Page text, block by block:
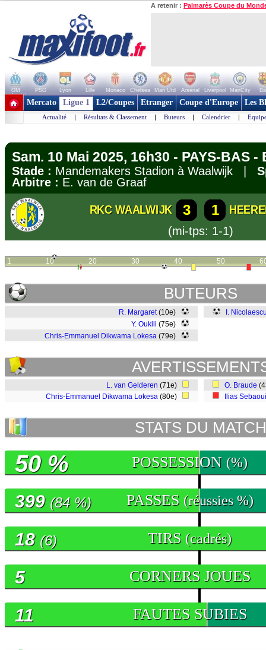
A retenir : Palmarès Coupe du
OM PSG Lyon Lille Monaco Chelsea Man Utd Arsenal Liverpool ManCity
+ de clubs
Mercato Ligue 1 L2/Coupes Etranger Coupe d'Europe Les
Actualité | Résultats & Classement | Buteurs | Calendrier |
Sam. 10 Mai 2025, 16h30 - PAYS-BAS -
Stade : Mandemakers Stadion à Waalwijk |
Arbitre : E. van de Graaf
RKC WAALWIJK 3 1
(mi-tps: 1-1)
1 10 20 30 40 50
BUTEURS
R. Margaret(10e)
Y. Oukili (75e)
Chris-Emmanuel Dikwama Lokesa (79e)
I.
L. van Gelderen (71e)
Chris-Emmanuel Dikwama Lokesa (80e)
O. Braude
Ilias Sebaoui
STATS DU MATCH
POSSESSION (%)
50 %
PASSES (réussies %)
399 (84 %)
TIRS (cadrés)
18 (6)
CORNERS JOUES
5
FAUTES SUBIES
11